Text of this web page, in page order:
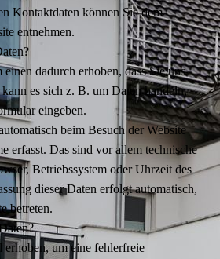
Kontaktdaten können Sie dem
entnehmen.
dadurch erhoben, dass Sie uns
es sich z. B. um Daten handeln,
eingeben.
beim Besuch der Website
erfasst. Das sind vor allem technische
Betriebssystem oder Uhrzeit des
dieser Daten erfolgt automatisch,
betreten.
um eine fehlerfreie